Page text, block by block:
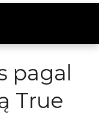
pagal
True